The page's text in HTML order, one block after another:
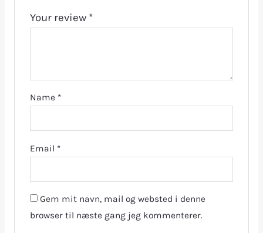
Your review *
Name *
Email *
Gem mit navn, mail og websted i denne
browser til næste gang jeg kommenterer.